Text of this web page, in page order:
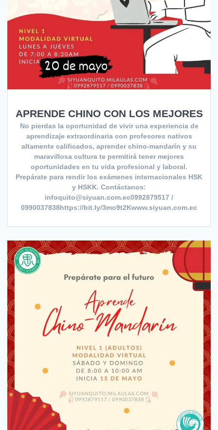
APRENDE CHINO CON LOS MEJORES
No pierdas la oportunidad de vivir una experiencia de
aprendizaje extraordinaria con profesores nativos
altamente calificados, aprender chino-mandarín y su
maravillosa cultura te permitirá tener mejores
oportunidades en tu vida profesional y laboral.
Prepárate para rendir los exámenes internacionales HSK
y HSKK. Contáctanos:
infoquito@siyuan.com.ec0992879517 /
0990037838https://bit.ly/3mo9t2Kwww.siyuan.com.ec